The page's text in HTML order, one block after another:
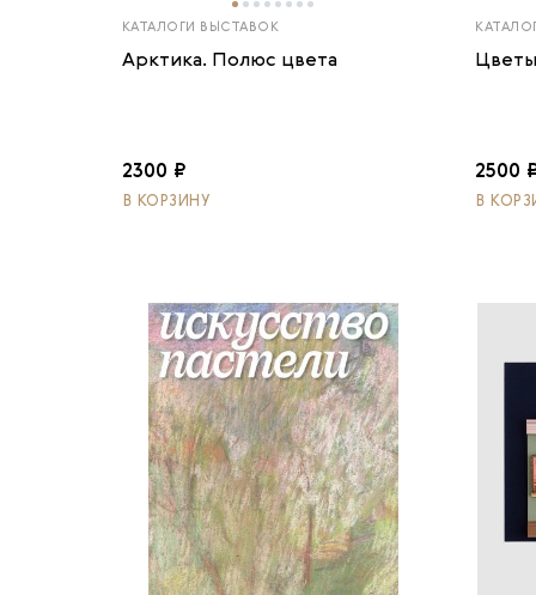
КАТАЛОГИ ВЫСТАВОК
Арктика. Полюс цвета
2300 ₽
В КОРЗИНУ
2500
В